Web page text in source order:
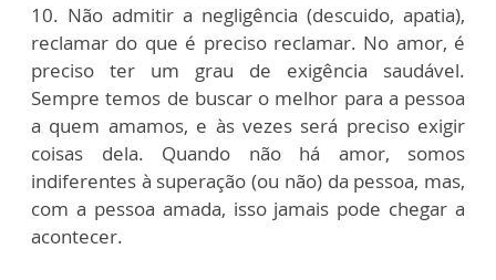
10. Não admitir a negligência (descuido, apatia),
reclamar do que é preciso reclamar. No amor, é
preciso ter um grau de exigência saudável.
Sempre temos de buscar o melhor para a pessoa
a quem amamos, e às vezes será preciso exigir
coisas dela. Quando não há amor, somos
indiferentes à superação (ou não) da pessoa, mas,
com a pessoa amada, isso jamais pode chegar a
acontecer.